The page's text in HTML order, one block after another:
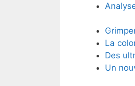
La
Des
Un